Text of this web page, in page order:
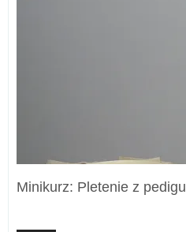
Minikurz: Pletenie z